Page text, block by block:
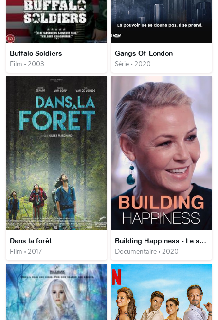
Buffalo Soldiers
Film • 2003
Gangs Of London
Série • 2020
Dans la forêt
Film • 2017
Building Happiness - Le secret du bonheur scandinave
Documentaire • 2020